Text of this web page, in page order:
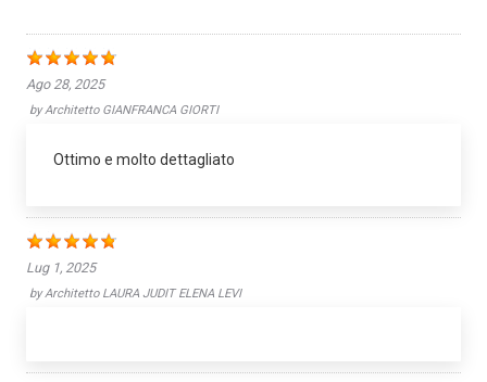
Ago 28, 2025
byArchitetto GIANFRANCA GIORTI
Ottimo e molto dettagliato
Lug 1, 2025
byArchitetto LAURA JUDIT ELENA LEVI